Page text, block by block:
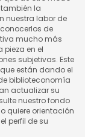
la
nuestra labor de
de
mucho más
en el
subjetivas. Este
están dando el
biblioteconomía
actualizar su
nuestro fondo
quiere orientación
perfil de su